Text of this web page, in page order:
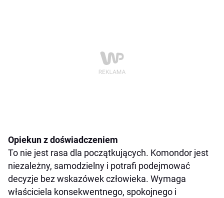
Opiekun z doświadczeniem
To nie jest rasa dla początkujących. Komondor jest
niezależny, samodzielny i potrafi podejmować
decyzje bez wskazówek człowieka. Wymaga
właściciela konsekwentnego, spokojnego i